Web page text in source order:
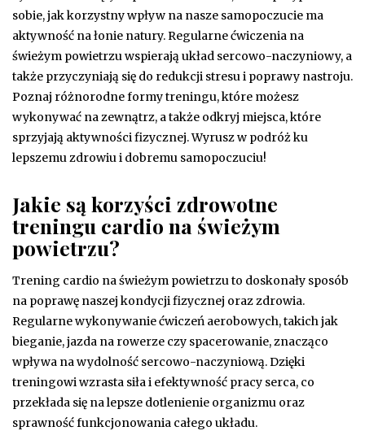
sobie, jak korzystny wpływ na nasze samopoczucie ma
aktywność na łonie natury. Regularne ćwiczenia na
świeżym powietrzu wspierają układ sercowo-naczyniowy, a
także przyczyniają się do redukcji stresu i poprawy nastroju.
Poznaj różnorodne formy treningu, które możesz
wykonywać na zewnątrz, a także odkryj miejsca, które
sprzyjają aktywności fizycznej. Wyrusz w podróż ku
lepszemu zdrowiu i dobremu samopoczuciu!
Jakie są korzyści zdrowotne
treningu cardio na świeżym
powietrzu?
Trening cardio na świeżym powietrzu to doskonały sposób
na poprawę naszej kondycji fizycznej oraz zdrowia.
Regularne wykonywanie ćwiczeń aerobowych, takich jak
bieganie, jazda na rowerze czy spacerowanie, znacząco
wpływa na wydolność sercowo-naczyniową. Dzięki
treningowi wzrasta siła i efektywność pracy serca, co
przekłada się na lepsze dotlenienie organizmu oraz
sprawność funkcjonowania całego układu.